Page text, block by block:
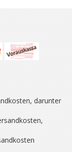
darunter